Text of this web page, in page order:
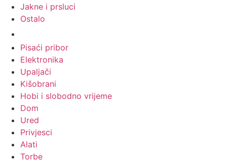
Jakne i prsluci
Ostalo
Pisaći pribor
Elektronika
Upaljači
Kišobrani
Hobi i slobodno vrijeme
Dom
Ured
Privjesci
Alati
Torbe